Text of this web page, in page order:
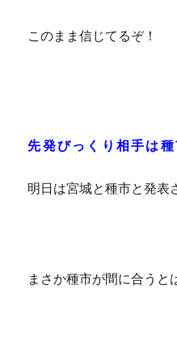
このまま信じてるぞ！
先発びっくり相手は種
明日は宮城と種市と発表
まさか種市が間に合うと